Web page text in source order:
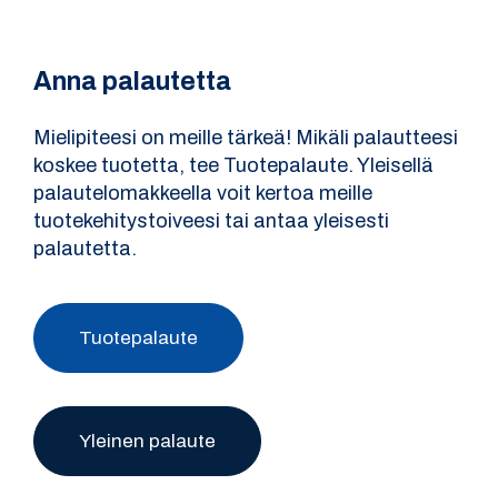
Anna palautetta
Mielipiteesi on meille tärkeä! Mikäli palautteesi
koskee tuotetta, tee Tuotepalaute. Yleisellä
palautelomakkeella voit kertoa meille
tuotekehitystoiveesi tai antaa yleisesti
palautetta.
Tuotepalaute
Yleinen palaute